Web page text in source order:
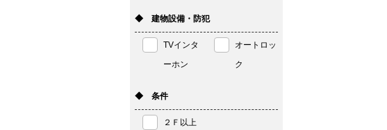
◆ 建物設備・防犯
TVインタ
ーホン
オートロッ
ク
◆ 条件
２Ｆ以上